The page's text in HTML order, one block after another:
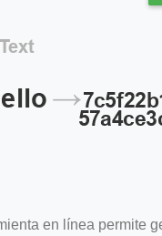
en línea permite